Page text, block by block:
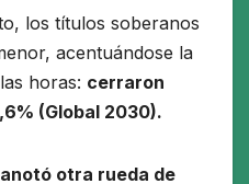
los títulos soberanos
acentuándose la
horas: cerraron
(Global 2030).
otra rueda de